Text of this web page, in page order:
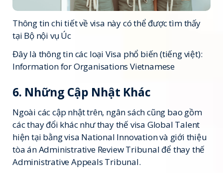
Thông tin chi tiết về visa này có thể được tìm thấy
tại Bộ nội vụ Úc
Đây là thông tin các loại Visa phổ biến (tiếng việt):
Information for Organisations Vietnamese
6. Những Cập Nhật Khác
Ngoài các cập nhật trên, ngân sách cũng bao gồm
các thay đổi khác như thay thế visa Global Talent
hiện tại bằng visa National Innovation và giới thiệu
tòa án Administrative Review Tribunal để thay thế
Administrative Appeals Tribunal.